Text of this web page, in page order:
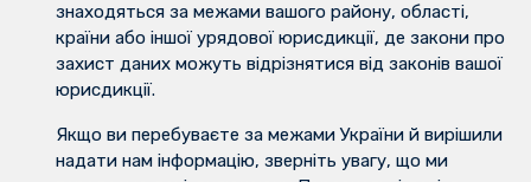
знаходяться за межами вашого району, області,
країни або іншої урядової юрисдикції, де закони про
захист даних можуть відрізнятися від законів вашої
юрисдикції.
Якщо ви перебуваєте за межами України й вирішили
надати нам інформацію, зверніть увагу, що ми